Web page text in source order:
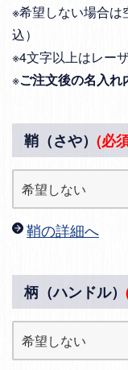
※希望しない場合は
込）
※4文字以上はレー
※ご注文後の名入れ
鞘（さや） (必
鞘の詳細へ
柄（ハンドル）